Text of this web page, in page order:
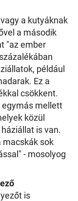
a kutyáknak
a második
"az ember
például
Ez a
csökkent.
egymás mellett
közül
is van.
macskák sok
- mosolyog
is